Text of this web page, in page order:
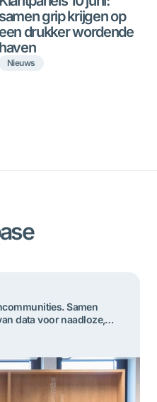
samen grip krijgen op
een drukker wordende
haven
Nieuws
Samen
data voor ​​naadloze,